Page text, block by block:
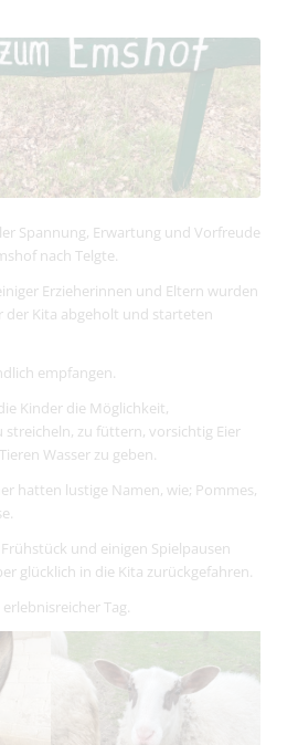
Spannung, Erwartung und Vorfreude
nach Telgte.
Erzieherinnen und Eltern wurden
der Kita abgeholt und starteten
empfangen.
Kinder die Möglichkeit,
streicheln, zu füttern, vorsichtig Eier
Wasser zu geben.
hatten lustige Namen, wie; Pommes,
und einigen Spielpausen
glücklich in die Kita zurückgefahren.
Tag.